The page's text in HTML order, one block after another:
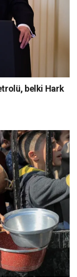
belki Hark